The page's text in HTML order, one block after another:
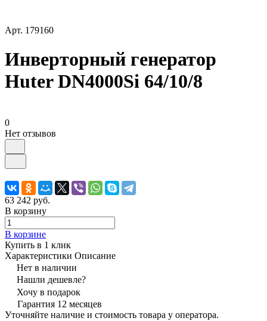
Арт. 179160
Инверторный генератор
Huter DN4000Si 64/10/8
0
Нет отзывов
63 242 руб.
В корзину
В корзине
Купить в 1 клик
Характеристики Описание
Нет в наличии
Нашли дешевле?
Хочу в подарок
Гарантия 12 месяцев
Уточняйте наличие и стоимость товара у оператора.